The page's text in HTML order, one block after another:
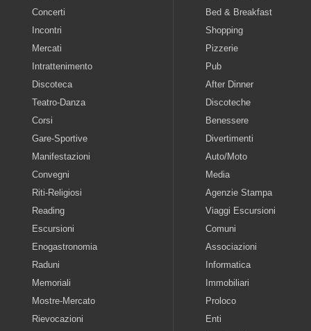
Concerti
Incontri
Mercati
Intrattenimento
Discoteca
Teatro-Danza
Corsi
Gare-Sportive
Manifestazioni
Convegni
Riti-Religiosi
Reading
Escursioni
Enogastronomia
Raduni
Memoriali
Mostre-Mercato
Rievocazioni
Bed & Breakfast
Shopping
Pizzerie
Pub
After Dinner
Discoteche
Benessere
Divertimenti
Auto/Moto
Media
Agenzie Stampa
Viaggi Escursioni
Comuni
Associazioni
Informatica
Immobiliari
Proloco
Enti